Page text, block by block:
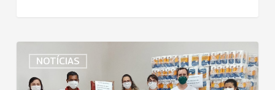
NOTÍCIAS
Catanduva
une-